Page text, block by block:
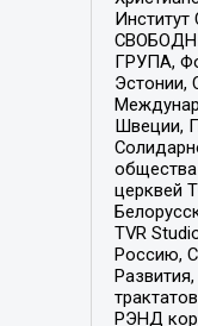
ГРУПА,
Эстонии,
Швеции,
церквей
TVR
Россию,
РЭНД